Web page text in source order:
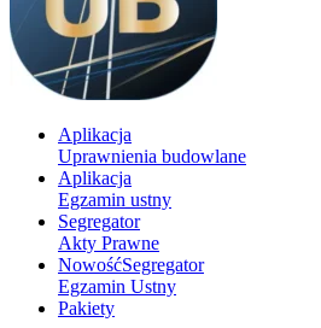
Aplikacja
Uprawnienia budowlane
Aplikacja
Egzamin ustny
Segregator
Akty Prawne
NowośćSegregator
Egzamin Ustny
Pakiety